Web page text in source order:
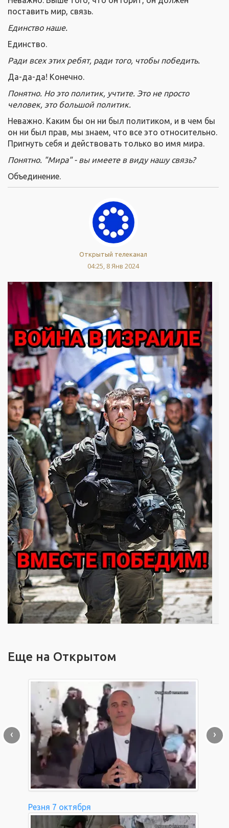
поставить мир, связь.
Единство наше.
Единство.
Ради всех этих ребят, ради того, чтобы победить.
Да-да-да! Конечно.
Понятно. Но это политик, учтите. Это не просто
человек, это большой политик.
Неважно. Каким бы он ни был политиком, и в чем бы
он ни был прав, мы знаем, что все это относительно.
Пригнуть себя и действовать только во имя мира.
Понятно. "Мира" - вы имеете в виду нашу связь?
Объединение.
Открытый телеканал
04:25, 8 Янв 2024
Еще на Открытом
Резня 7 октября
‹ ›